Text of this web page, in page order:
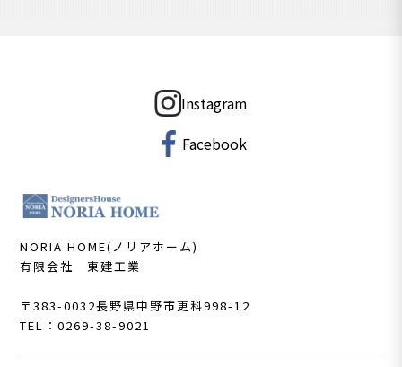
Instagram
Facebook
NORIA HOME(ノリアホーム)
有限会社 東建工業
〒383-0032長野県中野市更科998-12
TEL：0269-38-9021